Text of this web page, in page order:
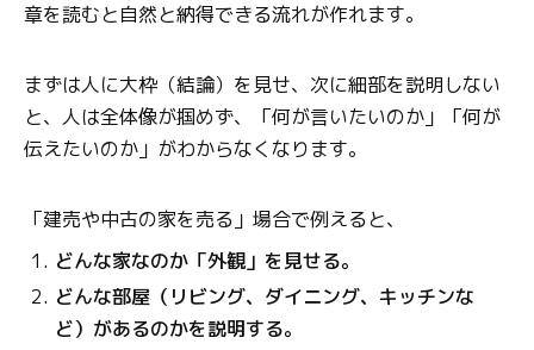
章を読むと自然と納得できる流れが作れます。
まずは人に大枠（結論）を見せ、次に細部を説明しない
と、人は全体像が掴めず、「何が言いたいのか」「何が
伝えたいのか」がわからなくなります。
「建売や中古の家を売る」場合で例えると、
どんな家なのか「外観」を見せる。
どんな部屋（リビング、ダイニング、キッチンな
ど）があるのかを説明する。